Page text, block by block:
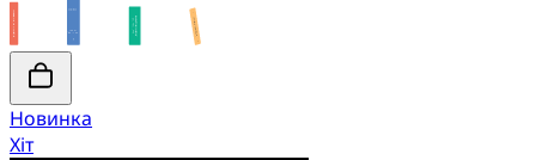
Новинка
Хіт